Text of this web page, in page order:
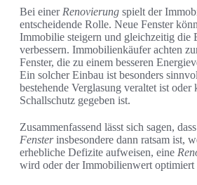
Bei einer Renovierung spielt der
entscheidende Rolle. Neue Fenster
Immobilie steigern und gleichzeitig die
verbessern. Immobilienkäufer achten
Fenster, die zu einem besseren
Ein solcher Einbau ist besonders
bestehende Verglasung veraltet ist oder
Schallschutz gegeben ist.
Zusammenfassend lässt sich sagen,
Fensterinsbesondere dann ratsam ist,
erhebliche Defizite aufweisen, eine
wird oder der Immobilienwert optimiert